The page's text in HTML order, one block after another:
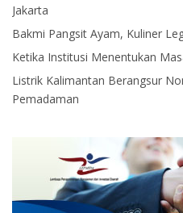
Jakarta
Bakmi Pangsit Ayam, Kuliner
Ketika Institusi Menentukan
Listrik Kalimantan Berangsur
Pemadaman